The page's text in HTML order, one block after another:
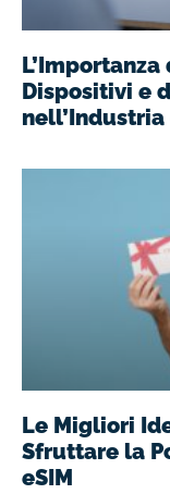
Dispositivi e
Le Migliori
Sfruttare la
eSIM